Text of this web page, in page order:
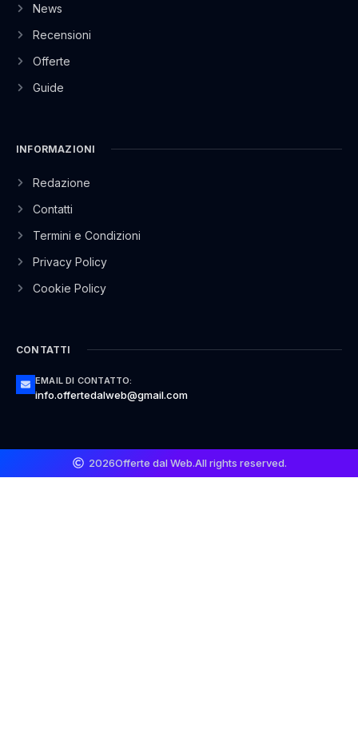
News
Recensioni
Offerte
Guide
INFORMAZIONI
Redazione
Contatti
Termini e Condizioni
Privacy Policy
Cookie Policy
CONTATTI
EMAIL DI CONTATTO:
info.offertedalweb@gmail.com
2026Offerte dal Web.All rights reserved.